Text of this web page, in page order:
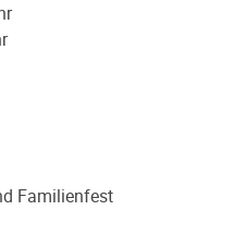
Familienfest